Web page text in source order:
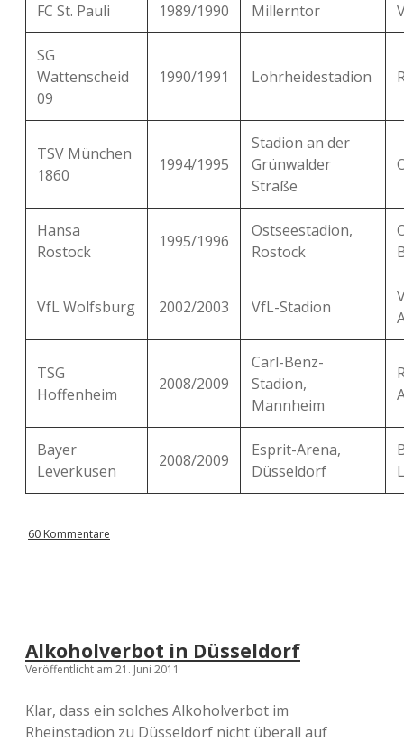
FC St. Pauli 1989/1990 Millerntor
SG
Wattenscheid
09
1990/1991 Lohrheidestadion
TSV München
1860
1994/1995
Stadion an der
Grünwalder
Straße
Hansa
Rostock
1995/1996
Ostseestadion,
Rostock
VfL Wolfsburg 2002/2003 VfL-Stadion
TSG
Hoffenheim
2008/2009
Carl-Benz-
Stadion,
Mannheim
Bayer
Leverkusen
2008/2009
Esprit-Arena,
Düsseldorf
60 Kommentare
Alkoholverbot in Düsseldorf
Veröffentlicht am 21. Juni 2011
Klar, dass ein solches Alkoholverbot im
Rheinstadion zu Düsseldorf nicht überall auf